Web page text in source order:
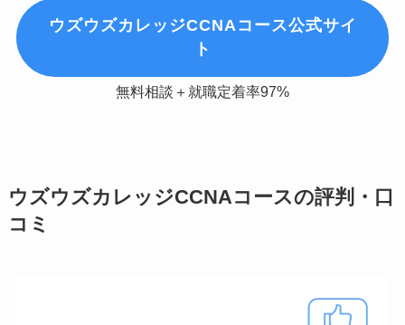
ウズウズカレッジCCNAコース公式サイ
ト
無料相談＋就職定着率97%
ウズウズカレッジCCNAコースの評判・口
コミ